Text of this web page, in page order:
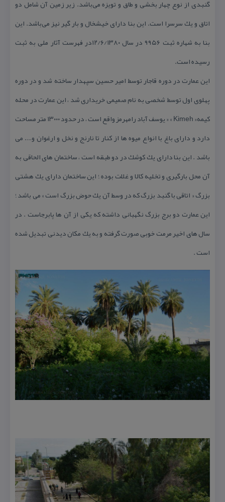
گنبدی از نوع چهار بخشی و طاق و تویزه می‌باشد. زیر زمین آن شامل دو
اتاق و یك سرسرا است. این بنا دارای خیشخال و بار گیر نیز می‌باشد. این
بنا به شهاره ثبت ۹۹۵۶ در سال ۱۲/۶/۱۳۸۰در فهرست آثار ملی به ثبت
رسیده است.
این عمارت در دوره قاجار توسط امیر حسین سپهدار ساخته شد و در دوره
پهلوی اول توسط شخصی به نام صمیمی خریداری شد ، این عمارت در محله
كیمه« Kimeh » « یوسف آباد رامهرمز واقع است ، در حدود ۱۳۰۰۰ متر مساحت
دارد و دارای باغ با انواع میوه ها از كنار تا نارنج و نخل و ارغوان و…. می
باشد . این بنا دارای یك كوشك در دو طبقه است ، ساختمان های الحاقی به
آن محل بارگیری و تخلیه كالا و غلّات بوده ؛ این ساختمان دارای یك هشتی
بزرگ « اتاقی با گنبد بزرگ كه در وسط آن یك حوض بزرگ است » می باشد ؛
این عمارت دو برج بزرگ نگهبانی داشته كه یكی از آن ها پابرجاست . در
سال های اخیر مرمت خوبی صورت گرفته و به یك مكان دیدنی تبدیل شده
است .